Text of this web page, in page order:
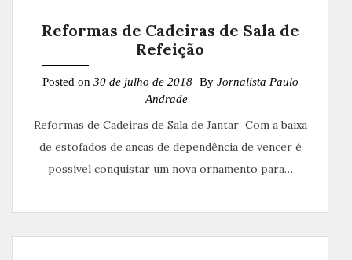
Reformas de Cadeiras de Sala de
Refeição
Posted on 30 de julho de 2018 By Jornalista Paulo
Andrade
Reformas de Cadeiras de Sala de Jantar Com a baixa
de estofados de ancas de dependência de vencer é
possível conquistar um nova ornamento para…